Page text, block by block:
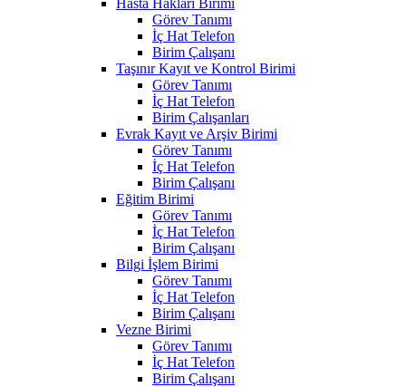
Görev Tanımı
İç Hat Telefon
Birim Çalışanı
Taşınır Kayıt ve Kontrol Birimi
Görev Tanımı
İç Hat Telefon
Birim Çalışanları
Evrak Kayıt ve Arşiv Birimi
Görev Tanımı
İç Hat Telefon
Birim Çalışanı
Eğitim Birimi
Görev Tanımı
İç Hat Telefon
Birim Çalışanı
Bilgi İşlem Birimi
Görev Tanımı
İç Hat Telefon
Birim Çalışanı
Vezne Birimi
Görev Tanımı
İç Hat Telefon
Birim Çalışanı